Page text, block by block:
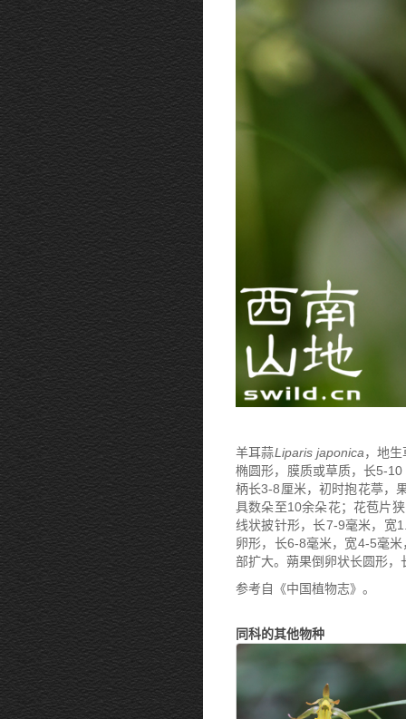
羊耳蒜Liparis japonica，地
椭圆形，膜质或草质，长5-
柄长3-8厘米，初时抱花葶，
具数朵至10余朵花；花苞片
线状披针形，长7-9毫米，宽
卵形，长6-8毫米，宽4-5毫
部扩大。蒴果倒卵状长圆形
参考自《中国植物志》。
同科的其他物种